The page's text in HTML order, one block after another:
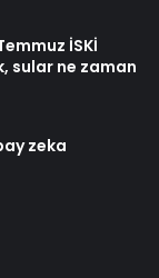
İSKİ
sular ne zaman
zeka